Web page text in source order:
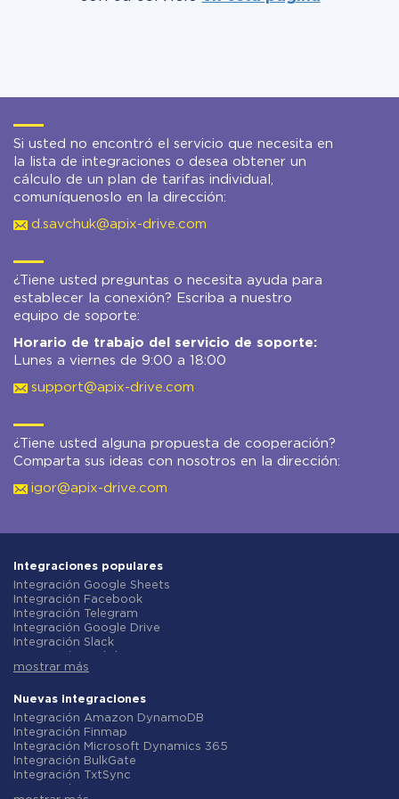
Si usted no encontró el servicio que necesita en
la lista de integraciones o desea obtener un
cálculo de un plan de tarifas individual,
comuníquenoslo en la dirección:
d.savchuk@apix-drive.com
¿Tiene usted preguntas o necesita ayuda para
establecer la conexión? Escriba a nuestro
equipo de soporte:
Horario de trabajo del servicio de soporte:
Lunes a viernes de 9:00 a 18:00
support@apix-drive.com
¿Tiene usted alguna propuesta de cooperación?
Comparta sus ideas con nosotros en la dirección:
igor@apix-drive.com
Integraciones populares
Integración Google Sheets
Integración Facebook
Integración Telegram
Integración Google Drive
Integración Slack
Integración Gmail
Integración ClickUp
Integración Airtable
Integración Google Contacts
Integración OpenAI (ChatGPT)
Integración Instagram
Integración ActiveCampaign
Integración Typeform
mostrar más
Nuevas integraciones
Integración Amazon DynamoDB
Integración Finmap
Integración Microsoft Dynamics 365
Integración BulkGate
Integración TxtSync